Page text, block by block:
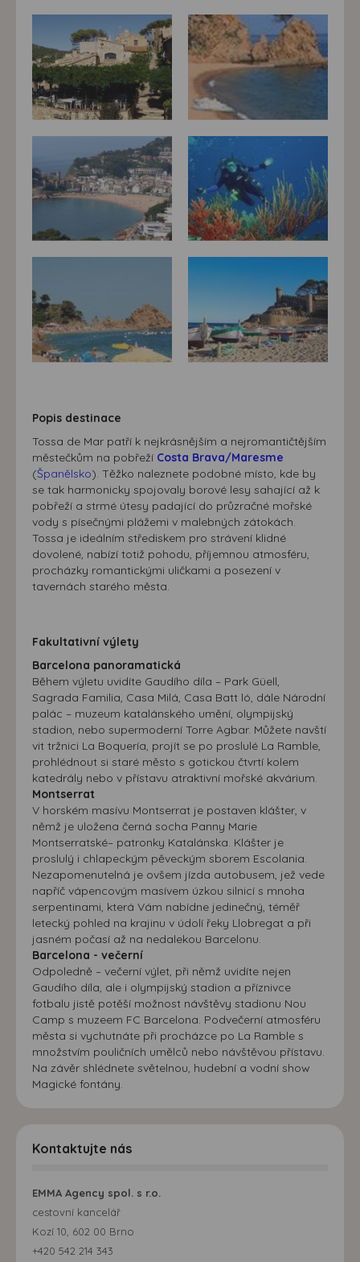
Popis destinace
Tossa de Mar patří k nejkrásnějším a nejromantičtějším
městečkům na pobřeží Costa Brava/Maresme
(Španělsko). Těžko naleznete podobné místo, kde by
se tak harmonicky spojovaly borové lesy sahající až k
pobřeží a strmé útesy padající do průzračné mořské
vody s písečnými plážemi v malebných zátokách.
Tossa je ideálním střediskem pro strávení klidné
dovolené, nabízí totiž pohodu, příjemnou atmosféru,
procházky romantickými uličkami a posezení v
tavernách starého města.
Fakultativní výlety
Barcelona panoramatická
Během výletu uvidíte Gaudího díla – Park Güell,
Sagrada Familia, Casa Milá, Casa Batt ló, dále Národní
palác – muzeum katalánského umění, olympijský
stadion, nebo supermoderní Torre Agbar. Můžete navští
vit tržnici La Boquería, projít se po proslulé La Ramble,
prohlédnout si staré město s gotickou čtvrtí kolem
katedrály nebo v přístavu atraktivní mořské akvárium.
Montserrat
V horském masívu Montserrat je postaven klášter, v
němž je uložena černá socha Panny Marie
Montserratské– patronky Katalánska. Klášter je
proslulý i chlapeckým pěveckým sborem Escolania.
Nezapomenutelná je ovšem jízda autobusem, jež vede
napříč vápencovým masívem úzkou silnicí s mnoha
serpentinami, která Vám nabídne jedinečný, téměř
letecký pohled na krajinu v údolí řeky Llobregat a při
jasném počasí až na nedalekou Barcelonu.
Barcelona - večerní
Odpoledně – večerní výlet, při němž uvidíte nejen
Gaudího díla, ale i olympijský stadion a příznivce
fotbalu jistě potěší možnost návštěvy stadionu Nou
Camp s muzeem FC Barcelona. Podvečerní atmosféru
města si vychutnáte při procházce po La Ramble s
množstvím pouličních umělců nebo návštěvou přístavu.
Na závěr shlédnete světelnou, hudební a vodní show
Magické fontány.
Kontaktujte nás
EMMA Agency spol. s r.o.
cestovní kancelář
Kozí 10, 602 00 Brno
+420 542 214 343